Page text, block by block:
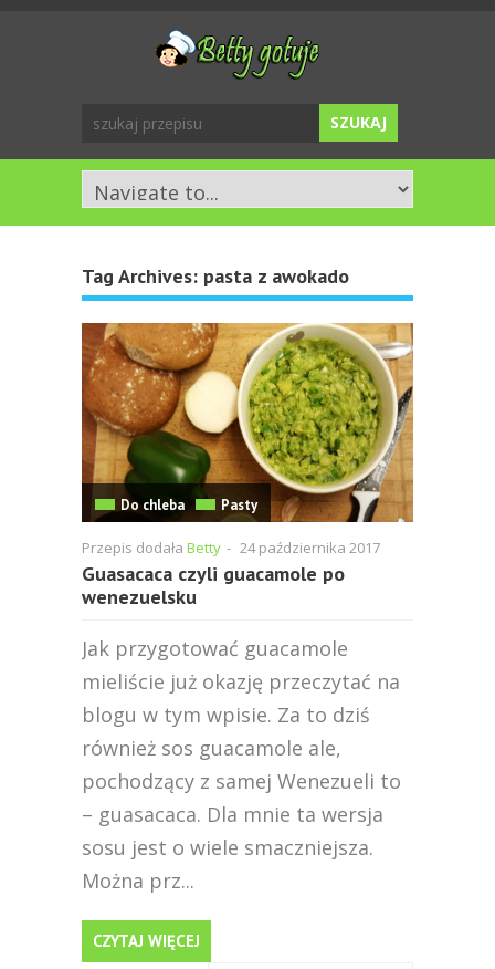
Tag Archives: pasta z awokado
Do chleba Pasty
Przepis dodała Betty - 24 października 2017
Guasacaca czyli guacamole po
wenezuelsku
Jak przygotować guacamole
mieliście już okazję przeczytać na
blogu w tym wpisie. Za to dziś
również sos guacamole ale,
pochodzący z samej Wenezueli to
– guasacaca. Dla mnie ta wersja
sosu jest o wiele smaczniejsza.
Można prz...
CZYTAJ WIĘCEJ